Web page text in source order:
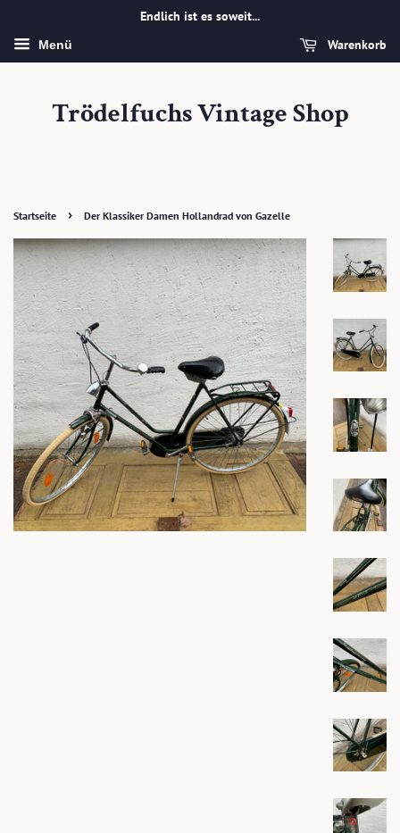
Endlich ist es soweit...
Menü Warenkorb
Trödelfuchs Vintage Shop
Startseite › Der Klassiker Damen Hollandrad von Gazelle